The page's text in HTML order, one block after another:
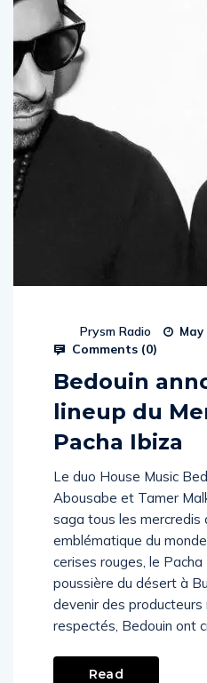
Prysm Radio May
Comments (0)
Bedouin
lineup du
Pacha Ibiza
Le duo House Music
Abousabe et Tamer
saga tous les mercredis
emblématique du
cerises rouges, le Pacha
poussière du désert à
devenir des
respectés, Bedouin ont
Read